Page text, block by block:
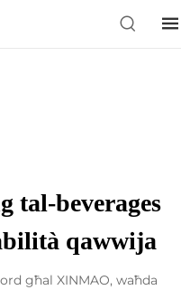
beverages
qawwija
għal XINMAO, waħda